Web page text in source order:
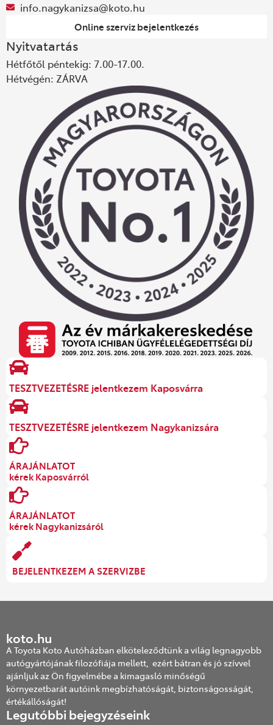
info.nagykanizsa@koto.hu
Online szerviz bejelentkezés
Nyitvatartás
Hétfőtől péntekig: 7.00-17.00.
Hétvégén: ZÁRVA
TESZTVEZETÉSRE jelentkezem Kaposvárra
TESZTVEZETÉSRE jelentkezem Nagykanizsára
ÁRAJÁNLATOT
kérek Kaposvárról
ÁRAJÁNLATOT
kérek Nagykanizsáról
BEJELENTKEZEM A SZERVIZBE
koto.hu
A Toyota Koto Autóházban elköteleződtünk a világ legnagyobb
autógyártójának filozófiája mellett, ezért bátran és jó szívvel
ajánljuk az Ön figyelmébe a kimagasló minőségű
környezetbarát autóink megbízhatóságát, biztonságosságát,
értékállóságát!
Legutóbbi bejegyzéseink